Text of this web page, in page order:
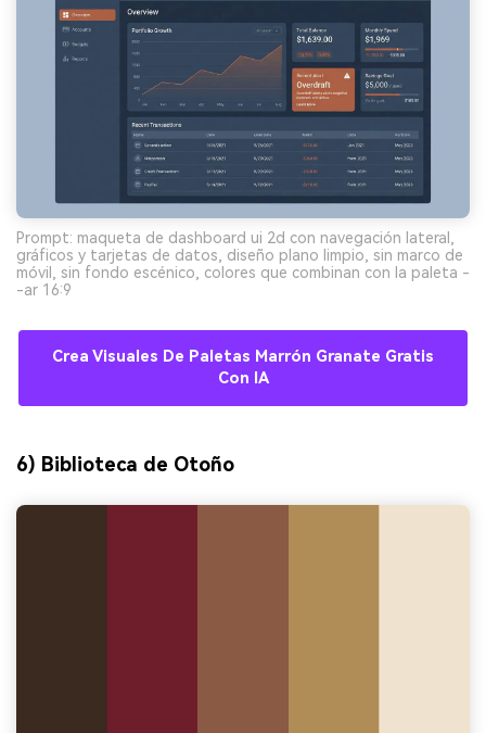
Prompt: maqueta de dashboard ui 2d con navegación lateral,
gráficos y tarjetas de datos, diseño plano limpio, sin marco de
móvil, sin fondo escénico, colores que combinan con la paleta -
-ar 16:9
Crea Visuales De Paletas Marrón Granate Gratis
Con IA
6) Biblioteca de Otoño